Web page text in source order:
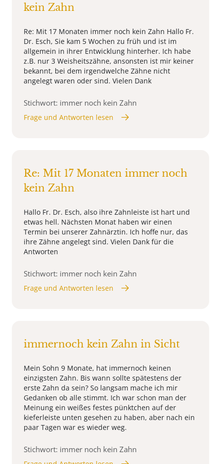
kein Zahn
Re: Mit 17 Monaten immer noch kein Zahn Hallo Fr.
Dr. Esch, Sie kam 5 Wochen zu früh und ist im
allgemein in ihrer Entwicklung hinterher. Ich habe
z.B. nur 3 Weisheitszähne, ansonsten ist mir keiner
bekannt, bei dem irgendwelche Zähne nicht
angelegt waren oder sind. Vielen Dank
Stichwort: immer noch kein Zahn
Frage und Antworten lesen
Re: Mit 17 Monaten immer noch
kein Zahn
Hallo Fr. Dr. Esch, also ihre Zahnleiste ist hart und
etwas hell. Nächsten Monat haben wir einen
Termin bei unserer Zahnärztin. Ich hoffe nur, das
ihre Zähne angelegt sind. Vielen Dank für die
Antworten
Stichwort: immer noch kein Zahn
Frage und Antworten lesen
immernoch kein Zahn in Sicht
Mein Sohn 9 Monate, hat immernoch keinen
einzigsten Zahn. Bis wann sollte spätestens der
erste Zahn da sein? So langsam mache ich mir
Gedanken ob alle stimmt. Ich war schon man der
Meinung ein weißes festes pünktchen auf der
kieferleiste unten gesehen zu haben, aber nach ein
paar Tagen war es wieder weg.
Stichwort: immer noch kein Zahn